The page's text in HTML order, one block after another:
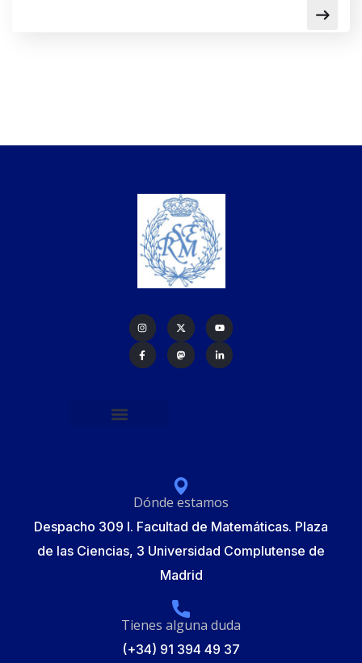
Dónde estamos
Despacho 309 I. Facultad de Matemáticas. Plaza
de las Ciencias, 3 Universidad Complutense de
Madrid
Tienes alguna duda
(+34) 91 394 49 37